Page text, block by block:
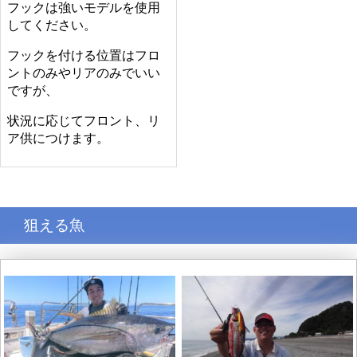
フックは強いモデルを使用
してください。
フックを付ける位置はフロ
ントのみやリアのみでいい
ですが、
状況に応じてフロント、リ
ア供につけます。
狙える魚